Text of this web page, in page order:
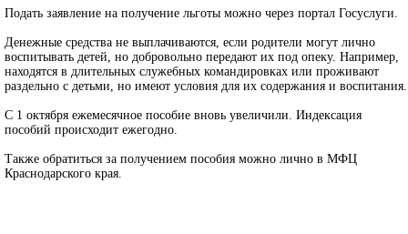
Подать заявление на получение льготы можно через портал Госуслуги.
Денежные средства не выплачиваются, если родители могут лично
воспитывать детей, но добровольно передают их под опеку. Например,
находятся в длительных служебных командировках или проживают
раздельно с детьми, но имеют условия для их содержания и воспитания.
С 1 октября ежемесячное пособие вновь увеличили. Индексация
пособий происходит ежегодно.
Также обратиться за получением пособия можно лично в МФЦ
Краснодарского края.